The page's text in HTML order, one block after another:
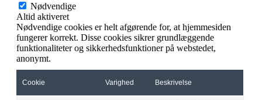
Nødvendige
Altid aktiveret
Nødvendige cookies er helt afgørende for, at hjemmesiden
fungerer korrekt. Disse cookies sikrer grundlæggende
funktionaliteter og sikkerhedsfunktioner på webstedet,
anonymt.
Cookie Varighed Beskrivelse